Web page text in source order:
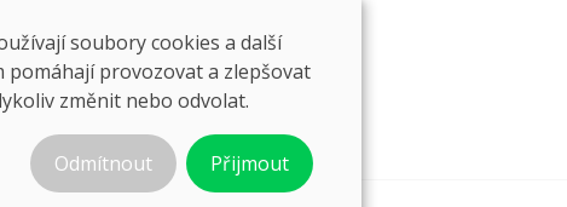
soubory cookies a další
provozovat a zlepšovat
změnit nebo odvolat.
Odmítnout Přijmout